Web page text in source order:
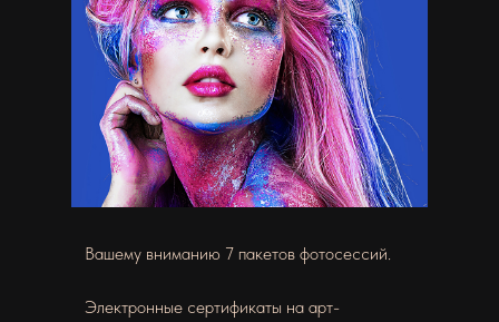
Вашему вниманию 7 пакетов фотосессий.
Электронные сертификаты на арт-